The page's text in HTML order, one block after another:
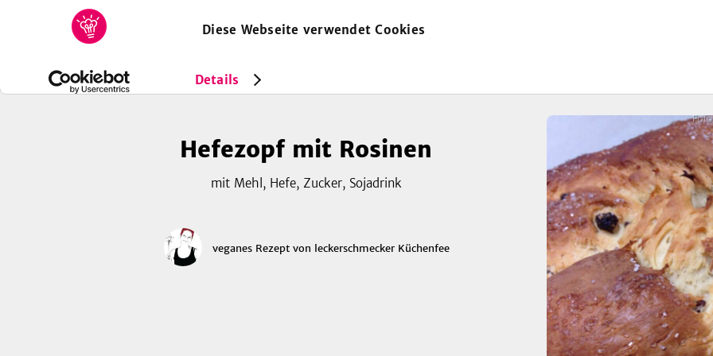
Diese Webseite verwendet Cookies
Details
REZEPTE SAMMLUNGEN MAGAZIN
Rezepte Vegan Hefezopf mit Rosinen
Hefezopf mit Rosinen
mit Mehl, Hefe, Zucker, Sojadrink
veganes Rezeptvon leckerschmecker Küchenfee